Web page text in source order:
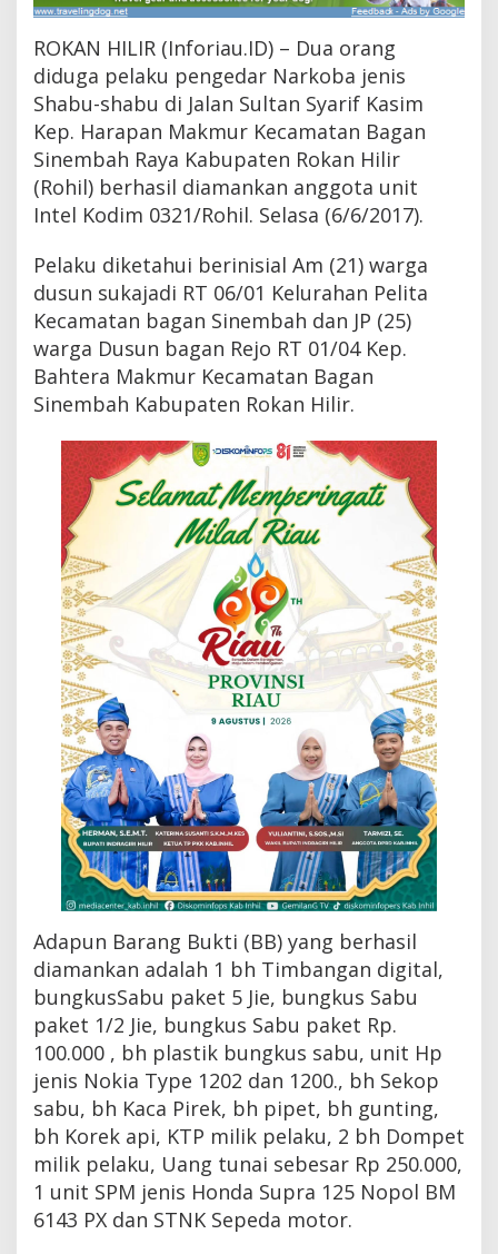
3
1
/
R
o
h
i
l
T
a
k
a
D
u
a
O
r
n
g
D
i
d
u
a
e
g
a
r
N
a
r
k
o
b
a
ROKAN HILIR (Inforiau.ID) – Dua orang
diduga pelaku pengedar Narkoba jenis
Shabu-shabu di Jalan Sultan Syarif Kasim
Kep. Harapan Makmur Kecamatan Bagan
Sinembah Raya Kabupaten Rokan Hilir
(Rohil) berhasil diamankan anggota unit
Intel Kodim 0321/Rohil. Selasa (6/6/2017).
Pelaku diketahui berinisial Am (21) warga
dusun sukajadi RT 06/01 Kelurahan Pelita
Kecamatan bagan Sinembah dan JP (25)
warga Dusun bagan Rejo RT 01/04 Kep.
Bahtera Makmur Kecamatan Bagan
Sinembah Kabupaten Rokan Hilir.
Adapun Barang Bukti (BB) yang berhasil
diamankan adalah 1 bh Timbangan digital,
bungkusSabu paket 5 Jie, bungkus Sabu
paket 1/2 Jie, bungkus Sabu paket Rp.
100.000 , bh plastik bungkus sabu, unit Hp
jenis Nokia Type 1202 dan 1200., bh Sekop
sabu, bh Kaca Pirek, bh pipet, bh gunting,
bh Korek api, KTP milik pelaku, 2 bh Dompet
milik pelaku, Uang tunai sebesar Rp 250.000,
1 unit SPM jenis Honda Supra 125 Nopol BM
6143 PX dan STNK Sepeda motor.